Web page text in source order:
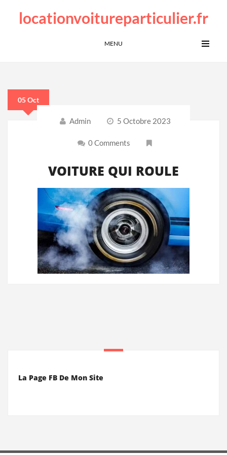
locationvoitureparticulier.fr
MENU
05 Oct
Admin 5 Octobre 2023
0 Comments
VOITURE QUI ROULE
La Page FB De Mon Site